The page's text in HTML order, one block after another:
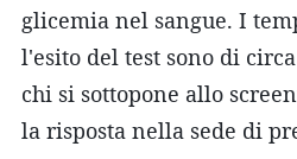
glicemia nel sangue. I
l'esito del test sono di circa
chi si sottopone allo
la risposta nella sede di